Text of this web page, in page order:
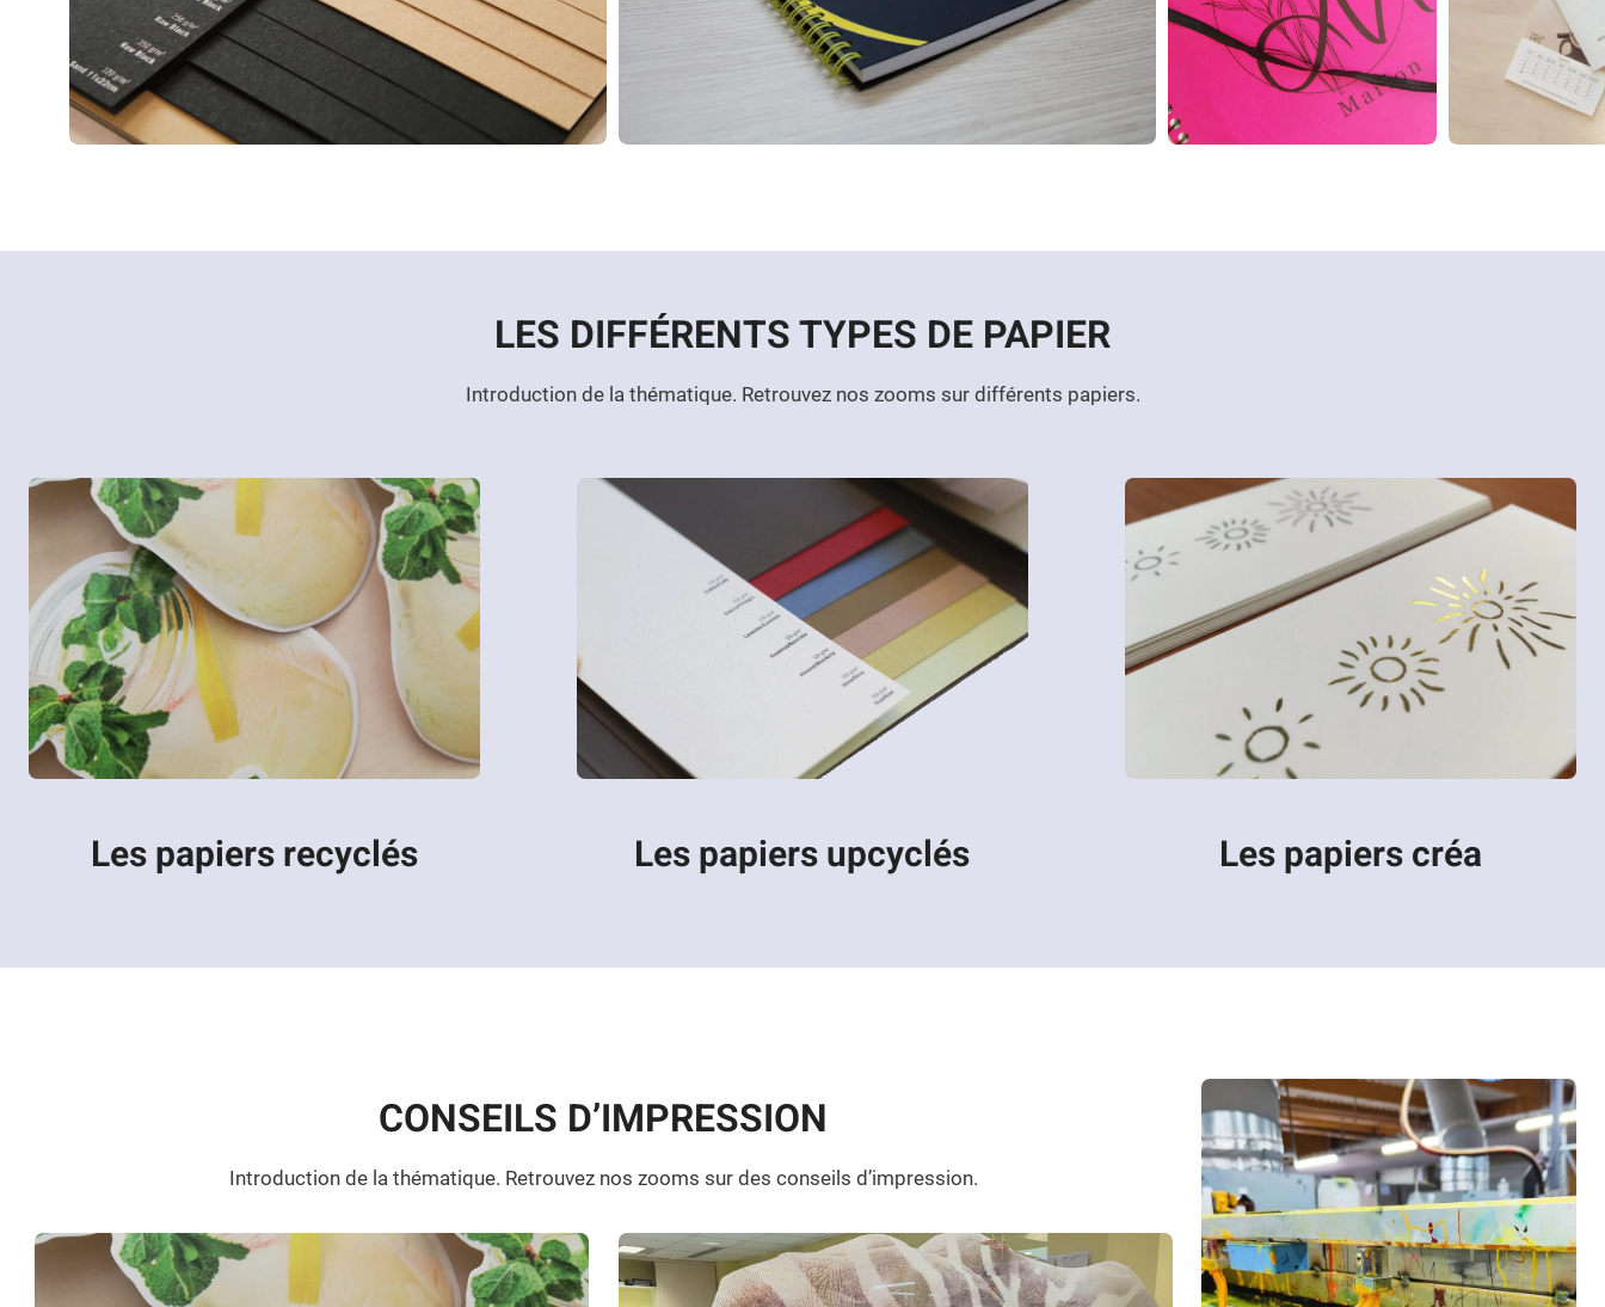
LES DIFFÉRENTS TYPES DE PAPIER
Introduction de la thématique. Retrouvez nos zooms sur différents papiers.
Les papiers recyclés Les papiers upcyclés Les papiers créa
CONSEILS D’IMPRESSION
Introduction de la thématique. Retrouvez nos zooms sur des conseils d’impression.